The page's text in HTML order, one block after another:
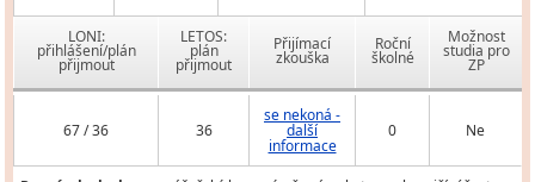
LONI:
přihlášení/plán
přijmout
LETOS:
plán
přijmout
Přijímací
zkouška
Roční
školné
Možnost
studia pro
ZP
67 / 36 36
se nekoná -
další
informace
0 Ne